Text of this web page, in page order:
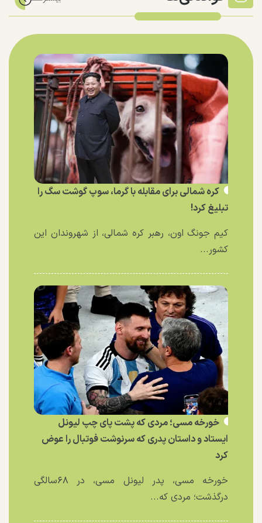
کره شمالی برای مقابله با گرما، سوپ گوشت سگ را
تبلیغ کرد!
کیم جونگ اون، رهبر کره شمالی، از شهروندان این
کشور...
خورخه مسی؛ مردی که پشت پای چپ لیونل
ایستاد و داستان پدری که سرنوشت فوتبال را عوض
کرد
خورخه مسی، پدر لیونل مسی، در ۶۸سالگی
درگذشت؛ مردی که...